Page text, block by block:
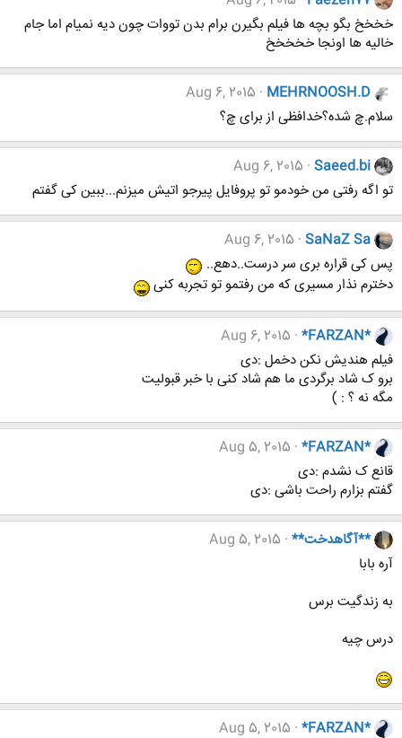
خخخخ بگو بچه ها فیلم بگیرن برام بدن تووات چون دیه نمیام اما جام
خالیه ها اونجا خخخخخ
MEHRNOOSH.D
Aug 6, 2015
سلام.چ شده؟خدافظی از برای چ؟
Saeed.bi
Aug 6, 2015
تو اگه رفتی من خودمو تو پروفایل پیرجو اتیش میزنم...ببین کی گفتم
SaNaZ Sa
Aug 6, 2015
پس کی قراره بری سر درست..دهع..
دخترم نذار مسیری که من رفتمو تو تجربه کنی
*FARZAN*
Aug 6, 2015
فیلم هندیش نکن دخمل :دی
برو ک شاد برگردی ما هم شاد کنی با خبر قبولیت
مگه نه ؟ : )
*FARZAN*
Aug 5, 2015
قانع ک نشدم :دی
گفتم بزارم راحت باشی :دی
**آگاهدخت** Aug 5, 2015
آره بابا
به زندگیت برس
درس چیه
*FARZAN*
Aug 5, 2015